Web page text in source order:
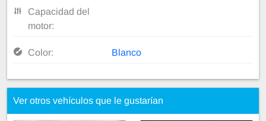
Capacidad del
motor:
Color: Blanco
Ver otros vehículos que le gustarían